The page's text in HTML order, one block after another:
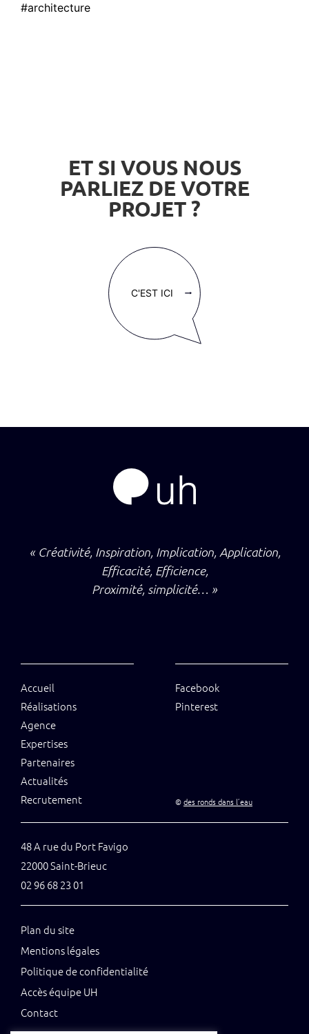
#architecture
ET SI VOUS NOUS
PARLIEZ DE VOTRE
PROJET ?
« Créativité, Inspiration, Implication, Application,
Efficacité, Efficience,
Proximité, simplicité… »
Plan du site
Mentions légales
Politique de confidentialité
Accès équipe UH
Contact
48 A rue du Port Favigo
22000 Saint-Brieuc
02 96 68 23 01
Accueil
Réalisations
Agence
Expertises
Partenaires
Actualités
Recrutement
Facebook
Pinterest
©des ronds dans l’eau